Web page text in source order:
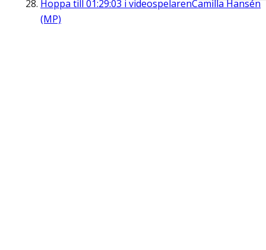
Hoppa till 01:29:03 i videospelarenCamilla Hansén
(MP)